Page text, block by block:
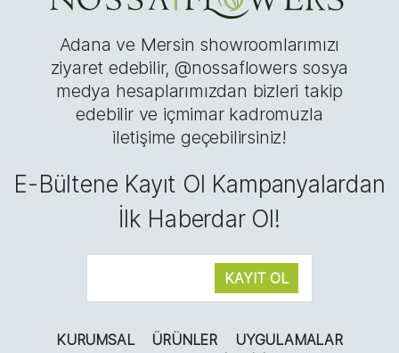
Adana ve Mersin showroomlarımızı
ziyaret edebilir, @nossaflowers sosya
medya hesaplarımızdan bizleri takip
edebilir ve içmimar kadromuzla
iletişime geçebilirsiniz!
E-Bültene Kayıt Ol Kampanyalardan
İlk Haberdar Ol!
KURUMSAL ÜRÜNLER
UYGULAMALAR